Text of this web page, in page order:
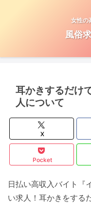
女性の
風俗
耳かきするだけ
人について
X
Pocket
日払い高収入バイト『
い求人！耳かきをする